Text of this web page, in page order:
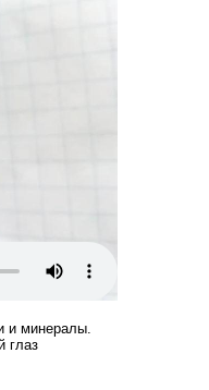
и минералы.
глаз